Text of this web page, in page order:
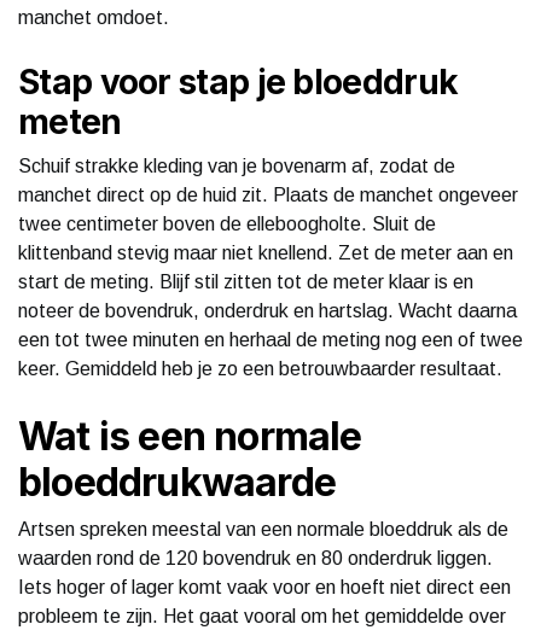
manchet omdoet.
Stap voor stap je bloeddruk
meten
Schuif strakke kleding van je bovenarm af, zodat de
manchet direct op de huid zit. Plaats de manchet ongeveer
twee centimeter boven de elleboogholte. Sluit de
klittenband stevig maar niet knellend. Zet de meter aan en
start de meting. Blijf stil zitten tot de meter klaar is en
noteer de bovendruk, onderdruk en hartslag. Wacht daarna
een tot twee minuten en herhaal de meting nog een of twee
keer. Gemiddeld heb je zo een betrouwbaarder resultaat.
Wat is een normale
bloeddrukwaarde
Artsen spreken meestal van een normale bloeddruk als de
waarden rond de 120 bovendruk en 80 onderdruk liggen.
Iets hoger of lager komt vaak voor en hoeft niet direct een
probleem te zijn. Het gaat vooral om het gemiddelde over